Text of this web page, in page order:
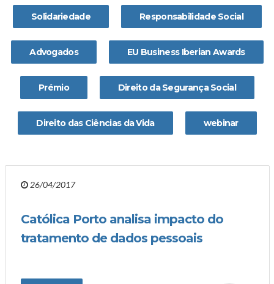
Solidariedade Responsabilidade Social
Advogados EU Business Iberian Awards
Prémio Direito da Segurança Social
Direito das Ciências da Vida webinar
26/04/2017
Católica Porto analisa impacto do
tratamento de dados pessoais